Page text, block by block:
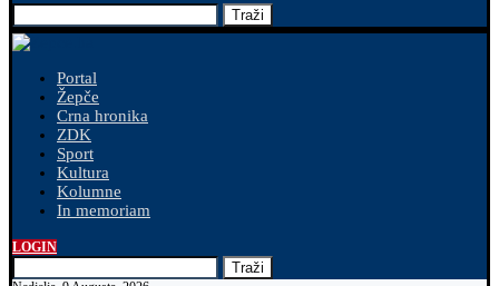
Traži
Portal
Žepče
Crna hronika
ZDK
Sport
Kultura
Kolumne
In memoriam
LOGIN
Traži